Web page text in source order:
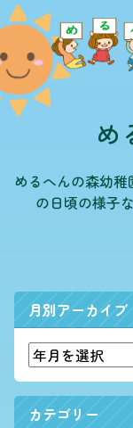
め
めるへんの森幼
の日頃の様子
月別アーカイブ
カテゴリー